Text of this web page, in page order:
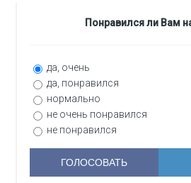
Понравился ли Вам
да, очень
да, понравился
нормально
не очень понравился
не понравился